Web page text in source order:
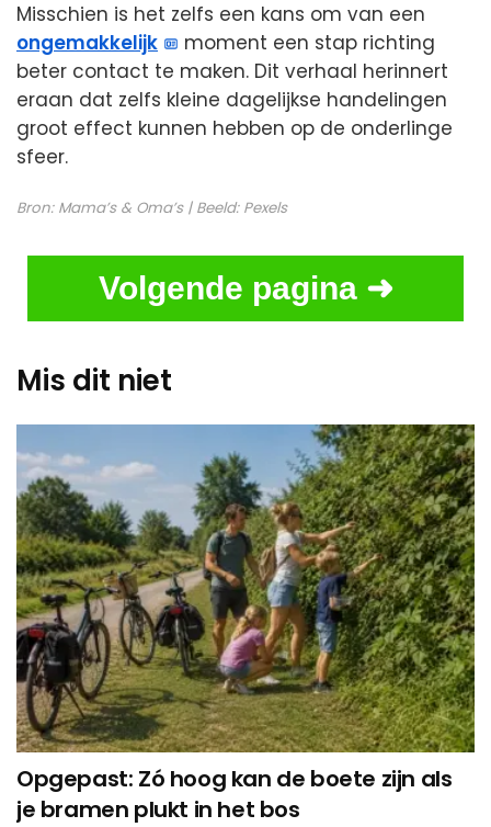
Misschien is het zelfs een kans om van een
ongemakkelijk
moment een stap richting
beter contact te maken. Dit verhaal herinnert
eraan dat zelfs kleine dagelijkse handelingen
groot effect kunnen hebben op de onderlinge
sfeer.
Bron: Mama’s & Oma’s| Beeld: Pexels
Volgende pagina ➜
Mis dit niet
Opgepast: Zó hoog kan de boete zijn als
je bramen plukt in het bos